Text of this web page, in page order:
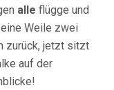
alle flügge und
Weile zwei
zurück, jetzt sitzt
auf der